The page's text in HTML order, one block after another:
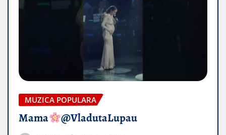
MUZICA POPULARA
Mama @VladutaLupau